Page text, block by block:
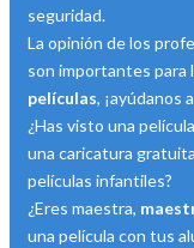
seguridad.
La opinión de los
son importantes para
películas, ¡ayúdanos
¿Has visto una
una caricatura
películas infantiles?
¿Eres maestra,
una película con tus